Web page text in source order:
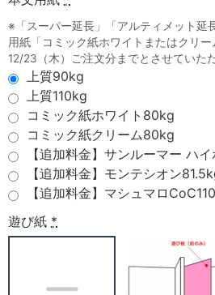
※「スーパー延長」「アルティメット延
用紙「コミック紙ホワイトまたはクリ
12/23（木）ご注文分までとさせていた
上質90kg
上質110kg
コミック紙ホワイト80kg
コミック紙クリーム80kg
【追加料金】サンルーマー ハ
【追加料金】モンテシオン
【追加料金】マシュマロ
遊び紙 *